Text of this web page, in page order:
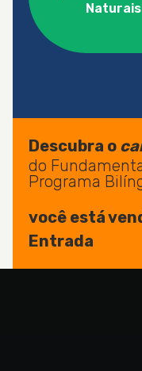
Descubra o
do
Programa
você está